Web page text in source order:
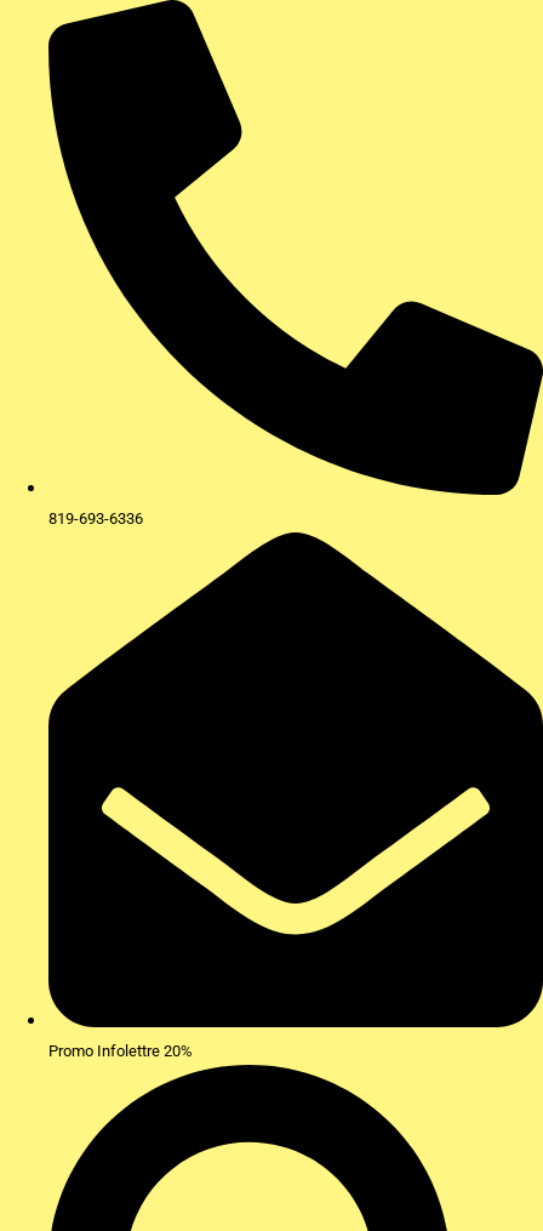
contenu
819-693-6336
Promo Infolettre 20%